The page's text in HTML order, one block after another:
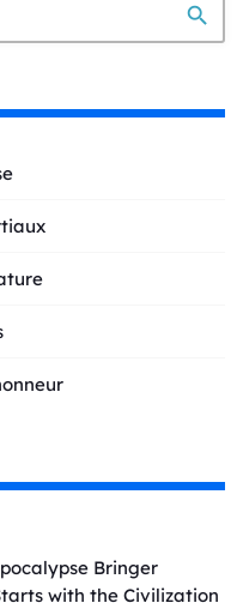
search
Bringer
with the Civilization